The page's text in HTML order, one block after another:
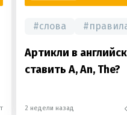
#слова #
Артикли в
ставить A, An, The?
2 недели назад